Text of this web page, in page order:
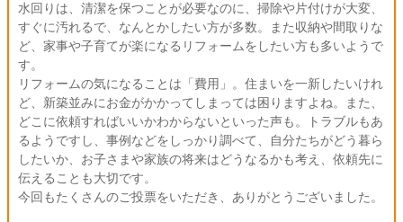
水回りは、清潔を保つことが必要なのに、掃除や片付けが大変、
すぐに汚れるで、なんとかしたい方が多数。また収納や間取りな
ど、家事や子育てが楽になるリフォームをしたい方も多いようで
す。
リフォームの気になることは「費用」。住まいを一新したいけれ
ど、新築並みにお金がかかってしまっては困りますよね。また、
どこに依頼すればいいかわからないといった声も。トラブルもあ
るようですし、事例などをしっかり調べて、自分たちがどう暮ら
したいか、お子さまや家族の将来はどうなるかも考え、依頼先に
伝えることも大切です。
今回もたくさんのご投票をいただき、ありがとうございました。